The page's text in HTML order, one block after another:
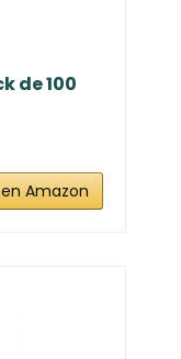
de 100
Amazon